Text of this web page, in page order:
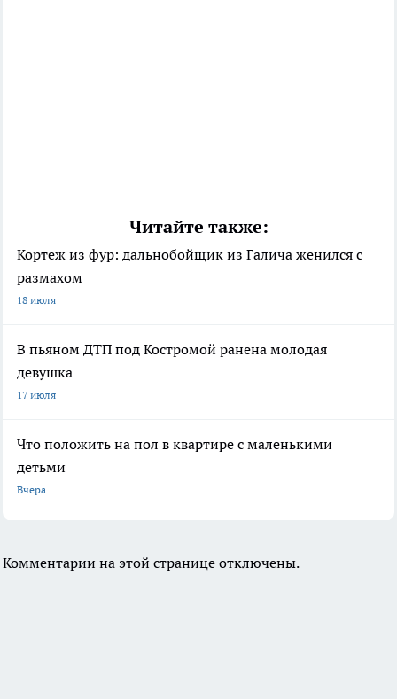
Читайте также:
Кортеж из фур: дальнобойщик из Галича женился с
размахом
18 июля
В пьяном ДТП под Костромой ранена молодая
девушка
17 июля
Что положить на пол в квартире с маленькими
детьми
Вчера
Комментарии на этой странице отключены.